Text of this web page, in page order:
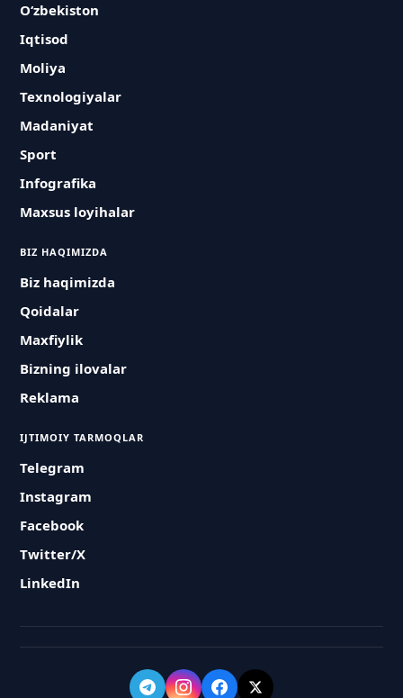
O‘zbekiston
Iqtisod
Moliya
Texnologiyalar
Madaniyat
Sport
Infografika
Maxsus loyihalar
BIZ HAQIMIZDA
Biz haqimizda
Qoidalar
Maxfiylik
Bizning ilovalar
Reklama
IJTIMOIY TARMOQLAR
Telegram
Instagram
Facebook
Twitter/X
LinkedIn